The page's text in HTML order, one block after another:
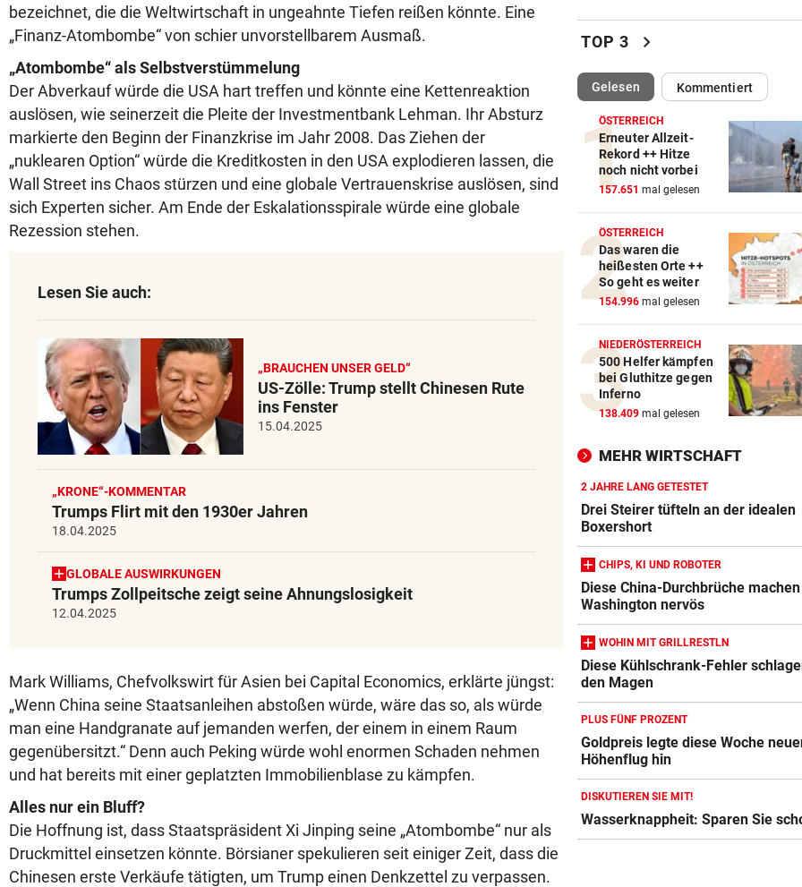
bezeichnet, die die Weltwirtschaft in ungeahnte Tiefen reißen könnte. Eine
„Finanz-Atombombe“ von schier unvorstellbarem Ausmaß.
„Atombombe“ als Selbstverstümmelung
Der Abverkauf würde die USA hart treffen und könnte eine Kettenreaktion
auslösen, wie seinerzeit die Pleite der Investmentbank Lehman. Ihr Absturz
markierte den Beginn der Finanzkrise im Jahr 2008. Das Ziehen der
„nuklearen Option“ würde die Kreditkosten in den USA explodieren lassen, die
Wall Street ins Chaos stürzen und eine globale Vertrauenskrise auslösen, sind
sich Experten sicher. Am Ende der Eskalationsspirale würde eine globale
Rezession stehen.
Lesen Sie auch:
„BRAUCHEN UNSER GELD“
US-Zölle: Trump stellt Chinesen Rute
ins Fenster
15.04.2025
„KRONE“-KOMMENTAR
Trumps Flirt mit den 1930er Jahren
18.04.2025
GLOBALE AUSWIRKUNGEN
Trumps Zollpeitsche zeigt seine Ahnungslosigkeit
12.04.2025
Mark Williams, Chefvolkswirt für Asien bei Capital Economics, erklärte jüngst:
„Wenn China seine Staatsanleihen abstoßen würde, wäre das so, als würde
man eine Handgranate auf jemanden werfen, der einem in einem Raum
gegenübersitzt.“ Denn auch Peking würde wohl enormen Schaden nehmen
und hat bereits mit einer geplatzten Immobilienblase zu kämpfen.
Alles nur ein Bluff?
Die Hoffnung ist, dass Staatspräsident Xi Jinping seine „Atombombe“ nur als
Druckmittel einsetzen könnte. Börsianer spekulieren seit einiger Zeit, dass die
Chinesen erste Verkäufe tätigten, um Trump einen Denkzettel zu verpassen.
Katzentöter-Anwalt: „Nie
Hass begegnet“
TRUMP DROHT:
Lange Haftstrafen für
über Waffenengpässe
CONFERENCE LEAGUE vor
Sieg! Austria stößt die Tür
MITTEN IN HITZEWELLE vor
Irre! Salzburg – Pafos wegen
Sintflut unterbrochen
RADSPORT vor
Reusser vor Ventoux-Etappe
weiter im Gelben Trikot
KEIN ARSENAL-WECHSEL vor
Madrid bis 2032
UKRAINISCHER ANGRIFF?
Vor Oman havarierter
Ölkatastrophe droht
„VERSTEHE ICH NICHT“
ÖFB-Kicker Wimmer packt
Morddrohungen aus
TOP 3 chevron_right
Gelesen(ausgewählt)Kommentiert
ÖSTERREICH
Erneuter Allzeit-
Rekord ++ Hitze
noch nicht vorbei
157.651 mal gelesen
ÖSTERREICH
Das waren die
heißesten Orte ++
So geht es weiter
154.996 mal gelesen
NIEDERÖSTERREICH
500 Helfer kämpfen
bei Gluthitze gegen
Inferno
138.409 mal gelesen
MEHR WIRTSCHAFT
2 JAHRE LANG GETESTET
Drei Steirer tüfteln an der idealen
Boxershort
CHIPS, KI UND ROBOTER
Diese China-Durchbrüche machen
Washington nervös
WOHIN MIT GRILLRESTLN
Diese Kühlschrank-Fehler
den Magen
PLUS FÜNF PROZENT
Goldpreis legte diese Woche
Höhenflug hin
DISKUTIEREN SIE MIT!
Wasserknappheit: Sparen Sie